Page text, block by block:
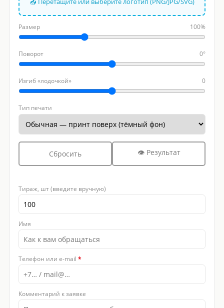
Размер 100%
Поворот 0°
Изгиб «лодочкой» 0
Тип печати
Сбросить 👁 Результат
Тираж, шт (введите вручную)
Имя
Телефон или e-mail *
Комментарий к заявке